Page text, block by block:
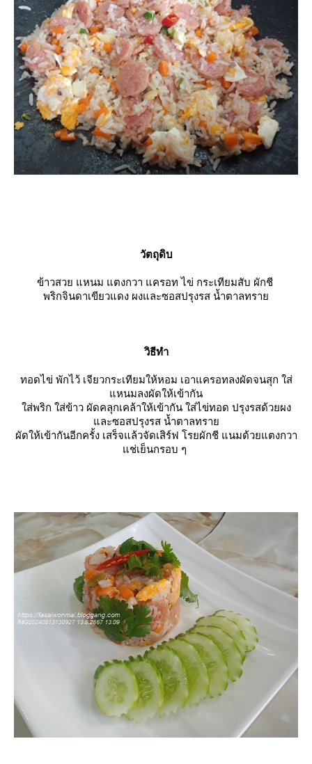
วัตถุดิบ
ข้าวสวย แหนม แตงกวา แครอท ไข่ กระเทียมสับ ผักชี
พริกจินดาเขียวแดง ผงและซอสปรุงรส น้ำตาลทรา
วิธีทำ
ทอดไข่ พักไว้ เจียวกระเทียมให้หอม เอาแครอทลงผัดจนสุก ใส่
หนมลงผัดให้เข้ากัน
ส่พริก ใส่ข้าว ผัดคลุกเคล้าให้เข้ากัน ใส่ไข่ทอด ปรุงรสด้วยผง
ละซอสปรุงรส น้ำตาลทรา
ผัดให้เข้ากันอีกครั้ง เสร็จแล้วจัดเสิร์ฟ โรยผักชี แนมด้วยแตงกวา
ช่เย็นกรอบ ๆ